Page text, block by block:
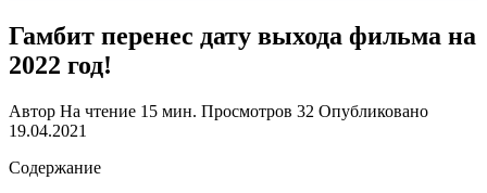
Гамбит перенес дату выхода фильма на
2022 год!
Автор На чтение 15 мин. Просмотров 32 Опубликовано
19.04.2021
Содержание